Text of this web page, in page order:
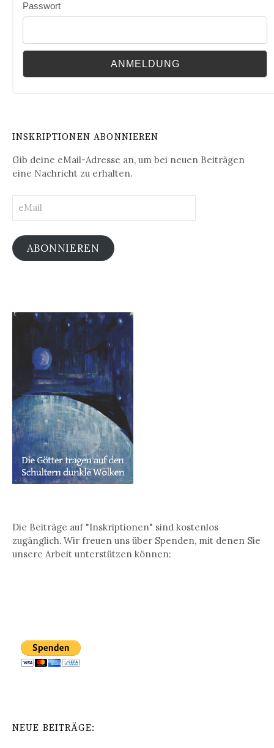
Passwort
INSKRIPTIONEN ABONNIEREN
Gib deine eMail-Adresse an, um bei neuen Beiträgen
eine Nachricht zu erhalten.
ABONNIEREN
Die Beiträge auf "Inskriptionen" sind kostenlos
zugänglich. Wir freuen uns über Spenden, mit denen Sie
unsere Arbeit unterstützen können:
NEUE BEITRÄGE: